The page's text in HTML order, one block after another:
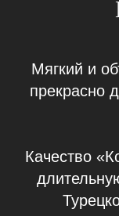
Мягкий и
прекрасно
Качество